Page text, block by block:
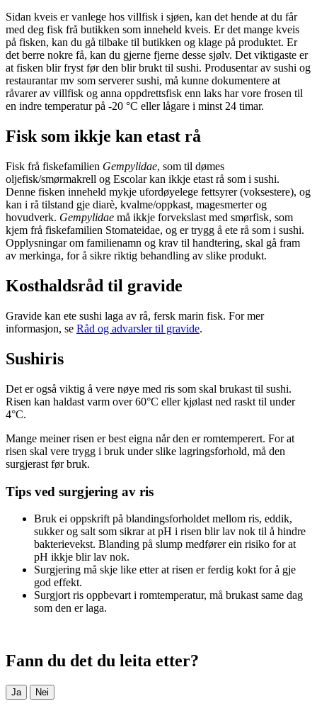
Sidan kveis er vanlege hos villfisk i sjøen, kan det hende at du får
med deg fisk frå butikken som inneheld kveis. Er det mange kveis
på fisken, kan du gå tilbake til butikken og klage på produktet. Er
det berre nokre få, kan du gjerne fjerne desse sjølv. Det viktigaste er
at fisken blir fryst før den blir brukt til sushi. Produsentar av sushi og
restaurantar mv som serverer sushi, må kunne dokumentere at
råvarer av villfisk og anna oppdrettsfisk enn laks har vore frosen til
en indre temperatur på -20 °C eller lågare i minst 24 timar.
Fisk som ikkje kan etast rå
Fisk frå fiskefamilien Gempylidae, som til dømes
oljefisk/smørmakrell og Escolar kan ikkje etast rå som i sushi.
Denne fisken inneheld mykje ufordøyelege fettsyrer (voksestere), og
kan i rå tilstand gje diarè, kvalme/oppkast, magesmerter og
hovudverk. Gempylidae må ikkje forvekslast med smørfisk, som
kjem frå fiskefamilien Stomateidae, og er trygg å ete rå som i sushi.
Opplysningar om familienamn og krav til handtering, skal gå fram
av merkinga, for å sikre riktig behandling av slike produkt.
Kosthaldsråd til gravide
Gravide kan ete sushi laga av rå, fersk marin fisk. For mer
informasjon, se Råd og advarsler til gravide.
Sushiris
Det er også viktig å vere nøye med ris som skal brukast til sushi.
Risen kan haldast varm over 60°C eller kjølast ned raskt til under
4°C.
Mange meiner risen er best eigna når den er romtemperert. For at
risen skal vere trygg i bruk under slike lagringsforhold, må den
surgjerast før bruk.
Tips ved surgjering av ris
Bruk ei oppskrift på blandingsforholdet mellom ris, eddik,
sukker og salt som sikrar at pH i risen blir lav nok til å hindre
bakterievekst. Blanding på slump medfører ein risiko for at
pH ikkje blir lav nok.
Surgjering må skje like etter at risen er ferdig kokt for å gje
god effekt.
Surgjort ris oppbevart i romtemperatur, må brukast same dag
som den er laga.
Fann du det du leita etter?
Ja Nei